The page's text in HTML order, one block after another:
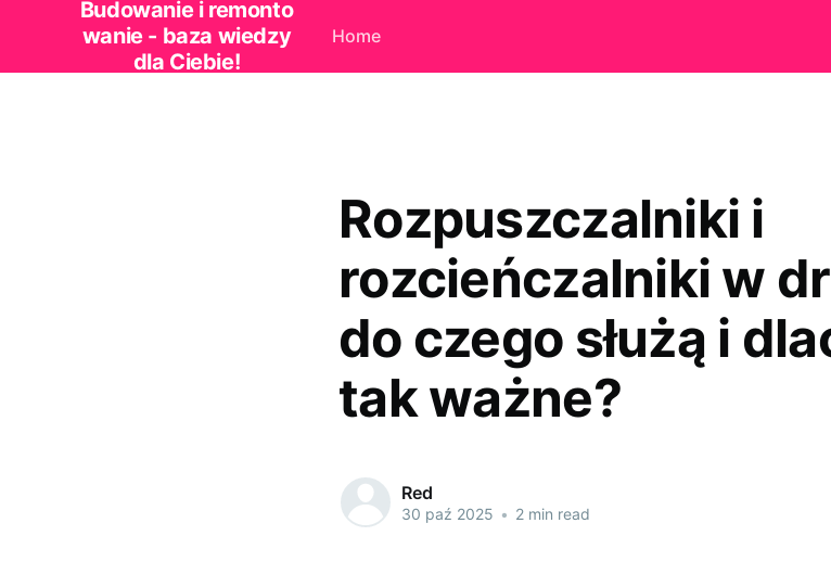
Budowanie i remonto
wanie - baza wiedzy
dla Ciebie!
Home
Rozpuszczalniki i
rozcieńczalniki w
do czego służą i
tak ważne?
Red
30 paź 2025 • 2 min read